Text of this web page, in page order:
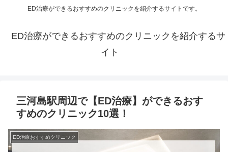
ED治療ができるおすすめのクリニックを紹介するサイトです。
ED治療ができるおすすめのクリニックを紹介するサ
イト
三河島駅周辺で【ED治療】ができるおす
すめのクリニック10選！
ED治療おすすめクリニック